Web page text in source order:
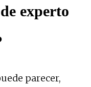
experto
parecer,